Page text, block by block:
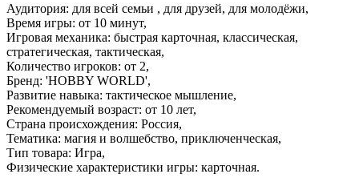
Аудитория: для всей семьи , для друзей, для молодёжи,
Время игры: от 10 минут,
Игровая механика: быстрая карточная, классическая,
стратегическая, тактическая,
Количество игроков: от 2,
Бренд: 'HOBBY WORLD',
Развитие навыка: тактическое мышление,
Рекомендуемый возраст: от 10 лет,
Страна происхождения: Россия,
Тематика: магия и волшебство, приключенческая,
Тип товара: Игра,
Физические характеристики игры: карточная.